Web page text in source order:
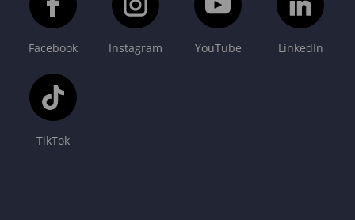
Facebook Instagram YouTube LinkedIn
TikTok